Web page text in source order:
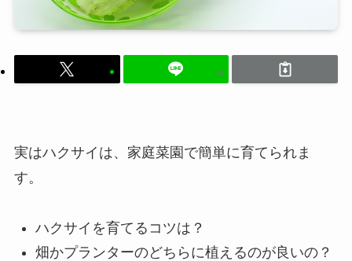
実はハクサイは、家庭菜園で簡単に育てられま
す。
ハクサイを育てるコツは？
畑かプランターのどちらに植えるのが良いの？